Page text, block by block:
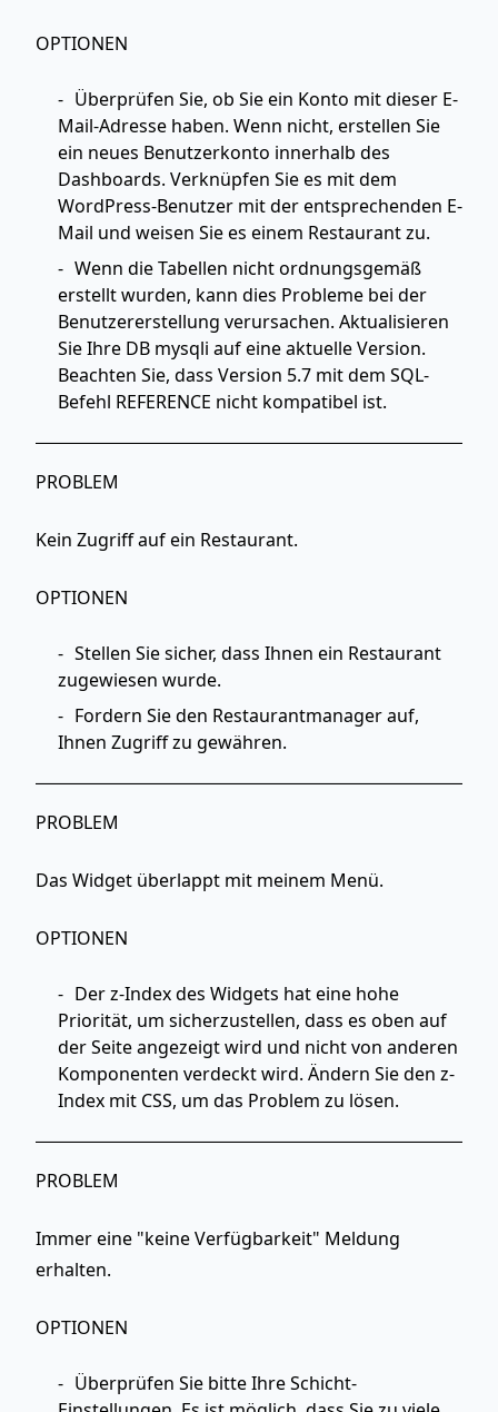
OPTIONEN
Überprüfen Sie, ob Sie ein Konto mit dieser E-
Mail-Adresse haben. Wenn nicht, erstellen Sie
ein neues Benutzerkonto innerhalb des
Dashboards. Verknüpfen Sie es mit dem
WordPress-Benutzer mit der entsprechenden E-
Mail und weisen Sie es einem Restaurant zu.
Wenn die Tabellen nicht ordnungsgemäß
erstellt wurden, kann dies Probleme bei der
Benutzererstellung verursachen. Aktualisieren
Sie Ihre DB mysqli auf eine aktuelle Version.
Beachten Sie, dass Version 5.7 mit dem SQL-
Befehl REFERENCE nicht kompatibel ist.
PROBLEM
Kein Zugriff auf ein Restaurant.
OPTIONEN
Stellen Sie sicher, dass Ihnen ein Restaurant
zugewiesen wurde.
Fordern Sie den Restaurantmanager auf,
Ihnen Zugriff zu gewähren.
PROBLEM
Das Widget überlappt mit meinem Menü.
OPTIONEN
Der z-Index des Widgets hat eine hohe
Priorität, um sicherzustellen, dass es oben auf
der Seite angezeigt wird und nicht von anderen
Komponenten verdeckt wird. Ändern Sie den z-
Index mit CSS, um das Problem zu lösen.
PROBLEM
Immer eine "keine Verfügbarkeit" Meldung
erhalten.
OPTIONEN
Überprüfen Sie bitte Ihre Schicht-